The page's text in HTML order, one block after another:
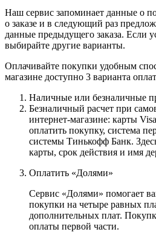
Наш сервис запоминает данные о
о заказе и в следующий раз
данные предыдущего заказа. Если
выбирайте другие варианты.
Оплачивайте покупки удобным
магазине доступно 3 варианта
Наличные или безналичные
Безналичный расчет при
интернет-магазине: карты
оплатить покупку, система
системы Тинькофф Банк.
карты, срок действия и имя
Оплатить «Долями»
Сервис «Долями» помогает
покупки на четыре равных
дополнительных плат.
оплаты первой части.